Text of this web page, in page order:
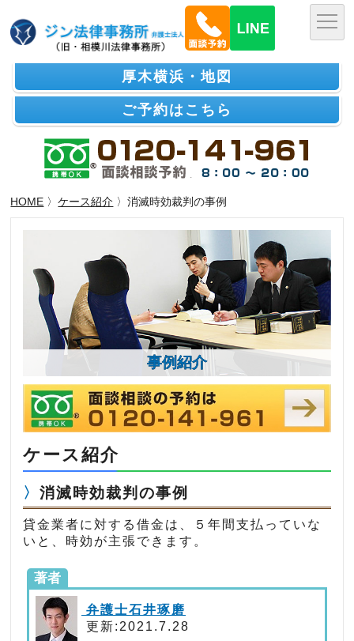
厚木横浜・地図
ご予約はこちら
HOME 〉ケース紹介 〉消滅時効裁判の事例
事例紹介
ケース紹介
消滅時効裁判の事例
貸金業者に対する借金は、５年間支払っていな
いと、時効が主張できます。
著者
弁護士石井琢磨
更新:2021.7.28